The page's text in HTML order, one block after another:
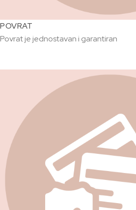
POVRAT
Povrat je jednostavan i garantiran